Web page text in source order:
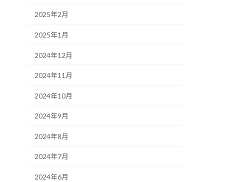
2025年2月
2025年1月
2024年12月
2024年11月
2024年10月
2024年9月
2024年8月
2024年7月
2024年6月